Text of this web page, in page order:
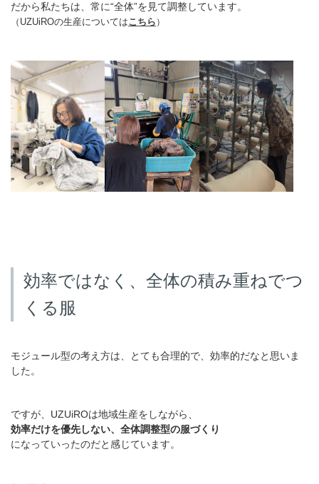
だから私たちは、常に“全体”を見て調整しています。
（UZUiROの生産についてはこちら ）
効率ではなく、全体の積み重ねでつ
くる服
モジュール型の考え方は、とても合理的で、効率的だなと思いま
した。
ですが、UZUiROは地域生産をしながら、
効率だけを優先しない、全体調整型の服づくり
になっていったのだと感じています。